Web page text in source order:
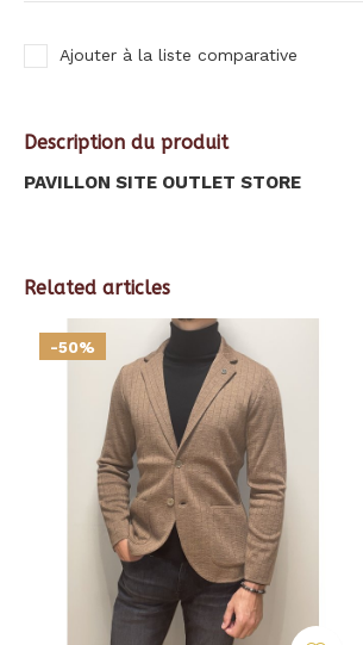
Ajouter à la liste comparative
Description du produit
PAVILLON SITE OUTLET STORE
Related articles
-50%